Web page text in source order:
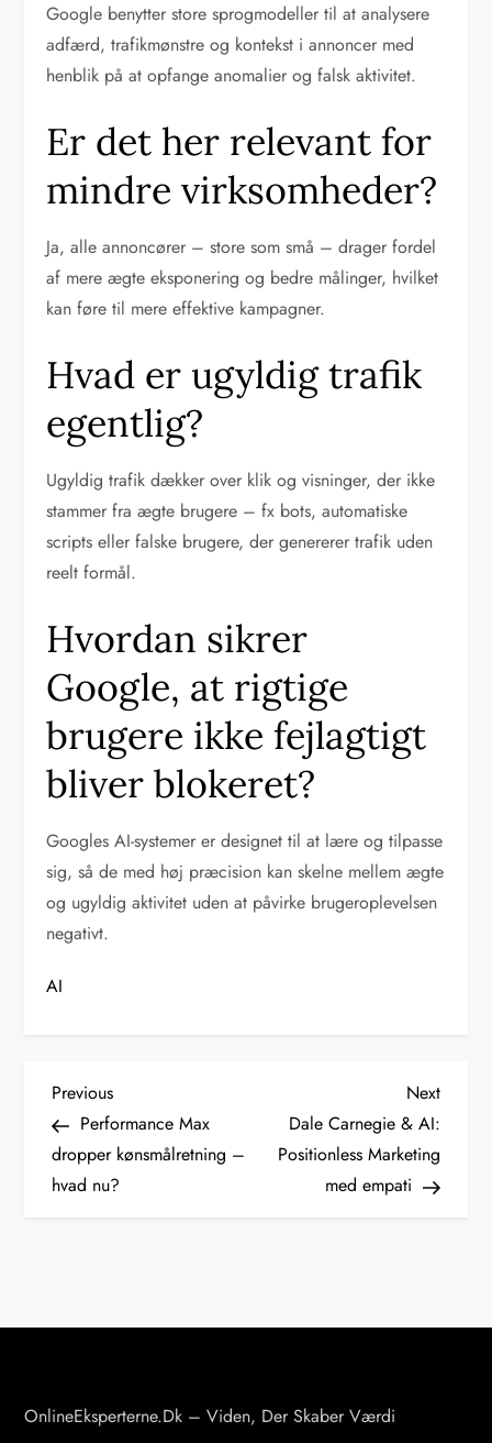
Google benytter store sprogmodeller til at analysere
adfærd, trafikmønstre og kontekst i annoncer med
henblik på at opfange anomalier og falsk aktivitet.
Er det her relevant for
mindre virksomheder?
Ja, alle annoncører – store som små – drager fordel
af mere ægte eksponering og bedre målinger, hvilket
kan føre til mere effektive kampagner.
Hvad er ugyldig trafik
egentlig?
Ugyldig trafik dækker over klik og visninger, der ikke
stammer fra ægte brugere – fx bots, automatiske
scripts eller falske brugere, der genererer trafik uden
reelt formål.
Hvordan sikrer
Google, at rigtige
brugere ikke fejlagtigt
bliver blokeret?
Googles AI-systemer er designet til at lære og tilpasse
sig, så de med høj præcision kan skelne mellem ægte
og ugyldig aktivitet uden at påvirke brugeroplevelsen
negativt.
AI
I
n
d
g
Previous
Post
Previous
Performance Max
dropper kønsmålretning –
hvad nu?
Next
Post
Next
Dale Carnegie & AI:
Positionless Marketing
med empati
OnlineEksperterne.dk – Viden, Der Skaber Værdi